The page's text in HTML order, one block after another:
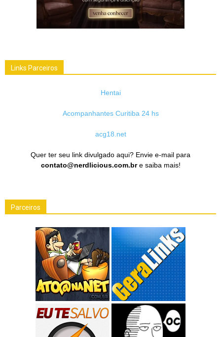
Links Parceiros
Hentai
Acompanhantes Curitiba 24 hs
acg18.net
Quer ter seu link divulgado aqui? Envie e-mail para
contato@nerdlicious.com.bre saiba mais!
Parceiros